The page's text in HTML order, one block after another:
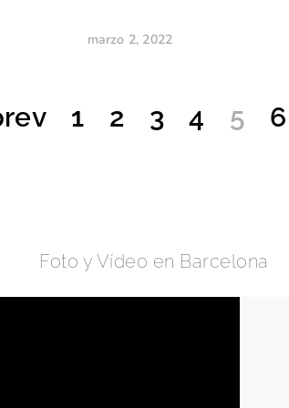
marzo 2, 2022
1 2 3 4 5 6
Foto y Vídeo en Barcelona